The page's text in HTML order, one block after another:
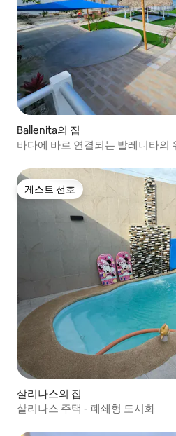
Ballenita의 집
바다에 바로 연결되는 발레니타의
게스트 선호
게스트 선호
살리나스의 집
살리나스 주택 - 폐쇄형 도시화